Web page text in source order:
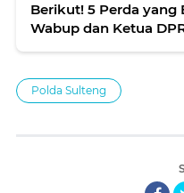
Berikut! 5 Perda
Wabup dan Ketua
Polda Sulteng